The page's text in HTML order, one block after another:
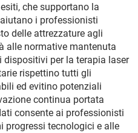
che supportano la
i professionisti
delle attrezzature agli
alle normative mantenuta
per la terapia laser
rispettino tutti gli
ed evitino potenziali
continua portata
consente ai professionisti
progressi tecnologici e alle